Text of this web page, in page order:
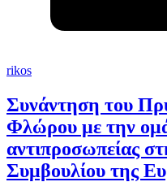
rikos
Συνάντηση του
Φλώρου με την
αντιπροσωπείας
Συμβουλίου της